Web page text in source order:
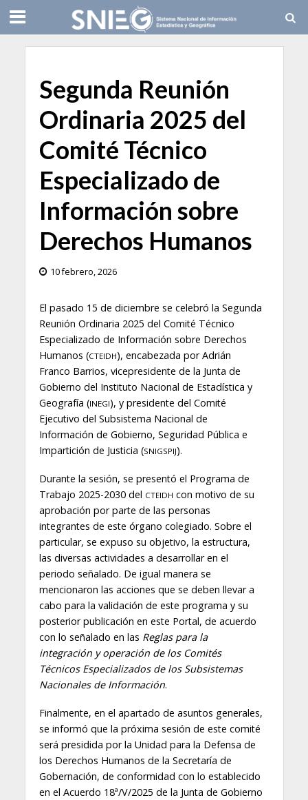
Segunda Reunión
Ordinaria 2025 del
Comité Técnico
Especializado de
Información sobre
Derechos Humanos
10 febrero, 2026
El pasado 15 de diciembre se celebró la Segunda
Reunión Ordinaria 2025 del Comité Técnico
Especializado de Información sobre Derechos
Humanos (CTEIDH), encabezada por Adrián
Franco Barrios, vicepresidente de la Junta de
Gobierno del Instituto Nacional de Estadística y
Geografía (INEGI), y presidente del Comité
Ejecutivo del Subsistema Nacional de
Información de Gobierno, Seguridad Pública e
Impartición de Justicia (SNIGSPIJ).
Durante la sesión, se presentó el Programa de
Trabajo 2025-2030 del CTEIDH con motivo de su
aprobación por parte de las personas
integrantes de este órgano colegiado. Sobre el
particular, se expuso su objetivo, la estructura,
las diversas actividades a desarrollar en el
periodo señalado. De igual manera se
mencionaron las acciones que se deben llevar a
cabo para la validación de este programa y su
posterior publicación en este Portal, de acuerdo
con lo señalado en las Reglas para la
integración y operación de los Comités
Técnicos Especializados de los Subsistemas
Nacionales de Información.
Finalmente, en el apartado de asuntos generales,
se informó que la próxima sesión de este comité
será presidida por la Unidad para la Defensa de
los Derechos Humanos de la Secretaría de
Gobernación, de conformidad con lo establecido
en el Acuerdo 18ª/V/2025 de la Junta de Gobierno